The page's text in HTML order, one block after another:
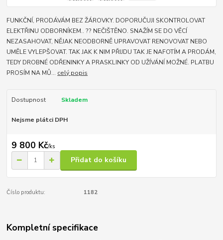
FUNKČNÍ, PRODÁVÁM BEZ ŽÁROVKY. DOPORUČUJI SKONTROLOVAT
ELEKTŘINU ODBORNÍKEM.. ?? NEČIŠTĚNO. SNAŽÍM SE DO VĚCÍ
NEZASAHOVAT, NĚJAK NEODBORNĚ UPRAVOVAT RENOVOVAT NEBO
UMĚLE VYLEPŠOVAT. TAK JAK K NIM PŘIJDU TAK JE NAFOTÍM A PRODÁM,
TEDY DROBNÉ ODŘENINKY A PRASKLINKY OD UŽÍVÁNÍ MOŽNÉ. PLATBU
PROSÍM NA MŮ... celý popis
Dostupnost Skladem
Nejsme plátci DPH
9 800 Kč/ks
Přidat do košíku
Číslo produktu: 1182
Kompletní specifikace